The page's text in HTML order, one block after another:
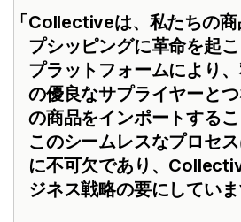
Collectiveは、私たちの商
プシッピングに革命を起
プラットフォームにより
の優良なサプライヤーと
の商品をインポートするこ
このシームレスなプロセ
に不可欠であり、
ジネス戦略の要にしていま